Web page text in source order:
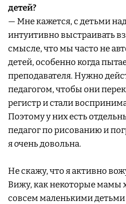
детей?
— Мне кажется, с детьми
интуитивно выстраивать
смысле, что мы часто не
детей, особенно когда
преподавателя. Нужно
педагогом, чтобы они
регистр и стали
Поэтому у них есть
педагог по рисованию и
я очень довольна.
Не скажу, что я активно
Вижу, как некоторые мамы
совсем маленькими